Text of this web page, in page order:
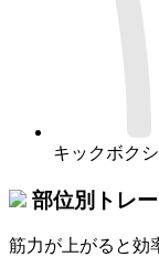
キックボク
部位別トレ
筋力が上がると効